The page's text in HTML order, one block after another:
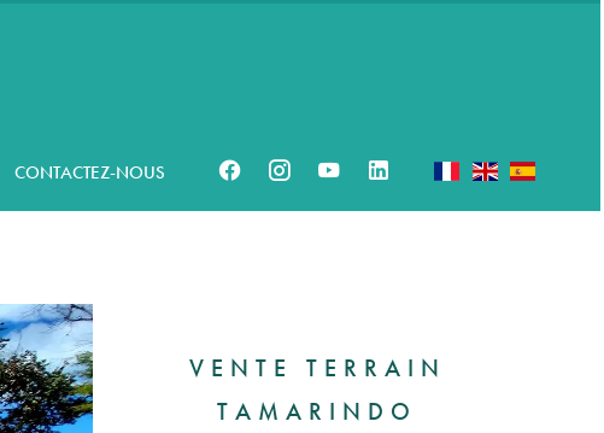
CONTACTEZ-NOUS
VENTE TERRAIN
TAMARINDO